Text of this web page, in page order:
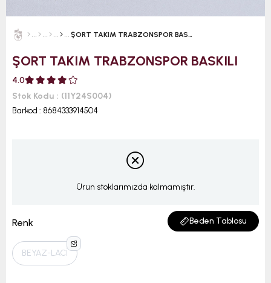
ŞORT TAKIM TRABZONSPOR BASKILI
ŞORT TAKIM TRABZONSPOR BASKILI
4.0
Stok Kodu
(11Y24S004)
Barkod : 8684333914504
Ürün stoklarımızda kalmamıştır.
Renk Beden Tablosu
BEYAZ-LACİ